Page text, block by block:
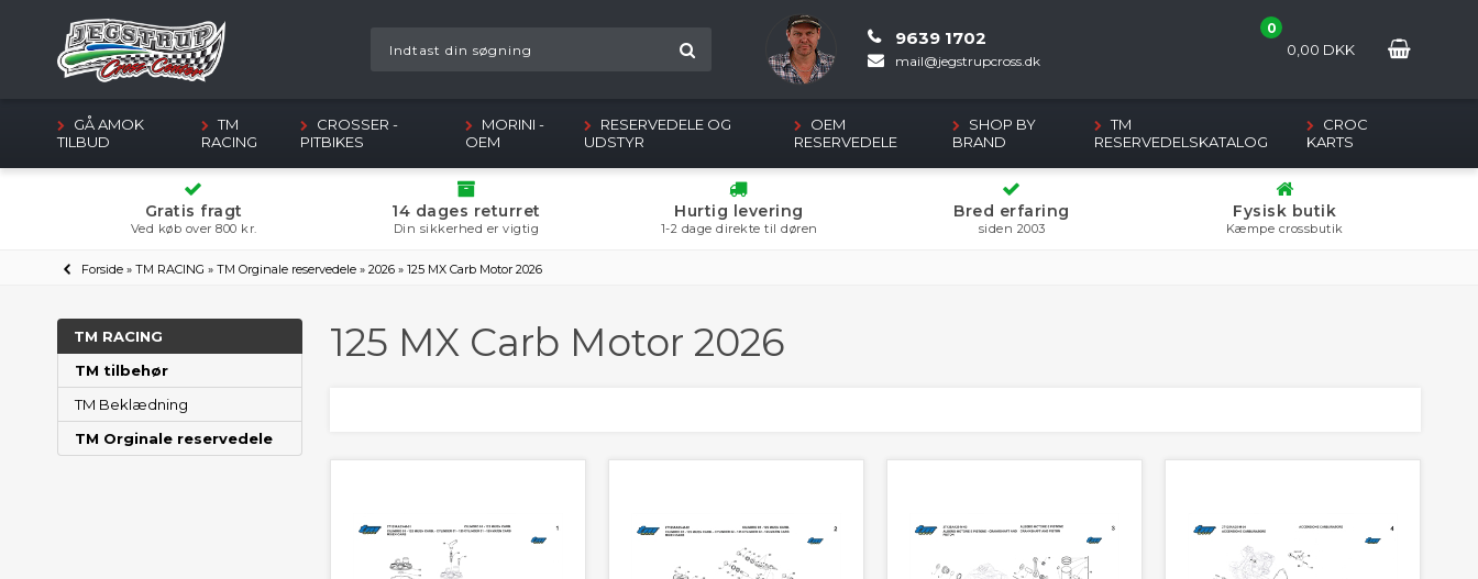
0
0,00 DKK
9639 1702
mail@jegstrupcross.dk
GÅ AMOK
TILBUD
TM
RACING
CROSSER -
PITBIKES
MORINI -
OEM
RESERVEDELE OG
UDSTYR
OEM
RESERVEDELE
SHOP BY
BRAND
TM
RESERVEDELSKATALOG
CROC
KARTS
Gratis fragt
Ved køb over 800 kr.
14 dages returret
Din sikkerhed er vigtig
Hurtig levering
1-2 dage direkte til døren
Bred erfaring
siden 2003
Fysisk butik
Kæmpe crossbutik
Forside » TM RACING » TM Orginale reservedele » 2026 » 125 MX Carb Motor 2026
TM RACING
TM tilbehør
TM Beklædning
TM Orginale reservedele
125 MX Carb Motor 2026